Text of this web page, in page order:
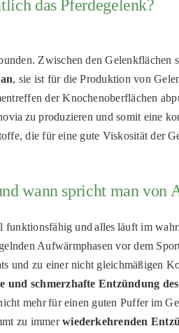
das Pferdegelenk?
Zwischen den Gelenkflächen
, sie ist für die Produktion von
der Knochenoberflächen
zu produzieren und somit eine
die für eine gute Viskosität der
wann spricht man von
und alles läuft im
Aufwärmphasen vor dem
und zu einer nicht gleichmäßigen
und schmerzhafte Entzündung
mehr für einen guten Puffer im
zu immerwiederkehrenden